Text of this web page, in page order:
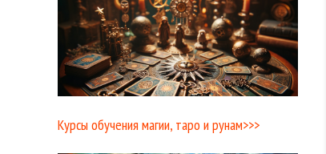
Курсы обучения магии, таро и рунам>>>